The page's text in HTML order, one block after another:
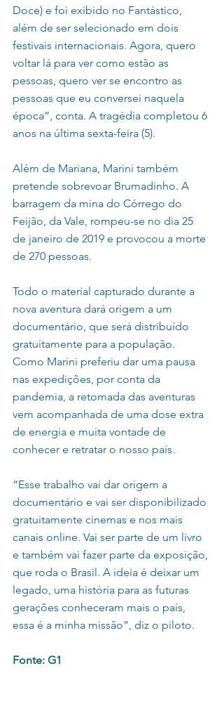
Doce) e foi exibido no Fantástico,
além de ser selecionado em dois
festivais internacionais. Agora, quero
voltar lá para ver como estão as
pessoas, quero ver se encontro as
pessoas que eu conversei naquela
época”, conta. A tragédia completou 6
anos na última sexta-feira (5).
Além de Mariana, Marini também
pretende sobrevoar Brumadinho. A
barragem da mina do Córrego do
Feijão, da Vale, rompeu-se no dia 25
de janeiro de 2019 e provocou a morte
de 270 pessoas.
Todo o material capturado durante a
nova aventura dará origem a um
documentário, que será distribuído
gratuitamente para a população.
Como Marini preferiu dar uma pausa
nas expedições, por conta da
pandemia, a retomada das aventuras
vem acompanhada de uma dose extra
de energia e muita vontade de
conhecer e retratar o nosso país.
“Esse trabalho vai dar origem a
documentário e vai ser disponibilizado
gratuitamente cinemas e nos mais
canais online. Vai ser parte de um livro
e também vai fazer parte da exposição,
que roda o Brasil. A ideia é deixar um
legado, uma história para as futuras
gerações conheceram mais o país,
essa é a minha missão”, diz o piloto.
Fonte: G1